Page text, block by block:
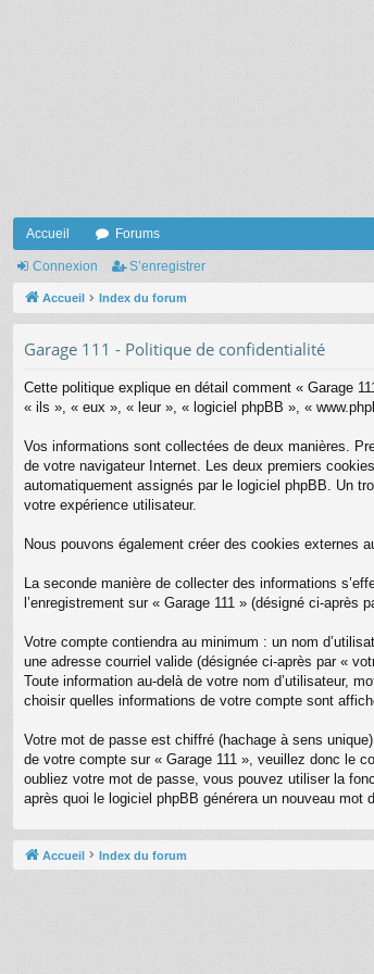
Accueil Forums
Connexion S’enregistrer
Accueil Index du forum
Garage 111 - Politique de confidentialité
Cette politique explique en détail comment « Garage
« ils », « eux », « leur », « logiciel phpBB », «
Vos informations sont collectées de deux manières.
de votre navigateur Internet. Les deux premiers
automatiquement assignés par le logiciel phpBB. Un
votre expérience utilisateur.
Nous pouvons également créer des cookies externes
La seconde manière de collecter des informations
l’enregistrement sur « Garage 111 » (désigné ci-
Votre compte contiendra au minimum : un nom
une adresse courriel valide (désignée ci-après par «
Toute information au-delà de votre nom d’utilisateur,
choisir quelles informations de votre compte sont
Votre mot de passe est chiffré (hachage à sens
de votre compte sur « Garage 111 », veuillez donc le
oubliez votre mot de passe, vous pouvez utiliser la
après quoi le logiciel phpBB générera un nouveau mot
Accueil Index du forum